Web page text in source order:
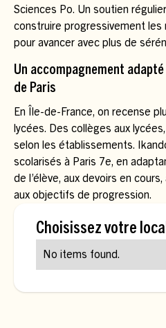
Sciences Po. Un soutien
construire progressivement les
pour avancer avec plus de
Un accompagnement
de Paris
En Île-de-France, on recense
lycées. Des collèges aux
selon les établissements.
scolarisés à Paris 7e, en
de l’élève, aux devoirs en
aux objectifs de progression.
Choisissez votre
No items found.